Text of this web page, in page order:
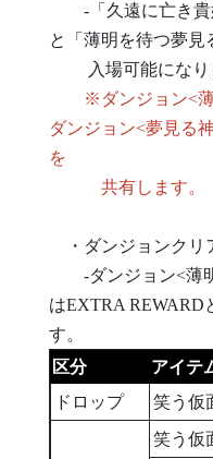
-「久遠に亡き貴
と「薄明を待つ夢見
入場可能になり
※ダンジョン<
ダンジョン<夢見る
を
共有します。
・ダンジョンクリ
-ダンジョン<薄明
はEXTRA REWARD
す。
区分
アイテ
ドロップ
笑う仮
笑う仮